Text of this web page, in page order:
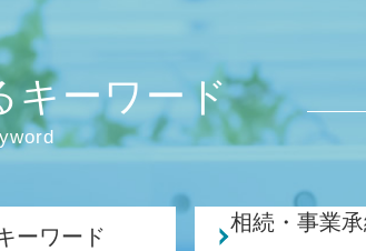
キーワード
ーワード
相続・事業